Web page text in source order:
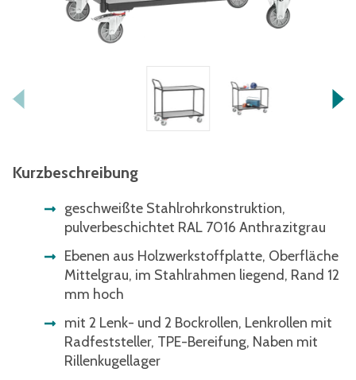
Kurzbeschreibung
geschweißte Stahlrohrkonstruktion,
pulverbeschichtet RAL 7016 Anthrazitgrau
Ebenen aus Holzwerkstoffplatte, Oberfläche
Mittelgrau, im Stahlrahmen liegend, Rand 12
mm hoch
mit 2 Lenk- und 2 Bockrollen, Lenkrollen mit
Radfeststeller, TPE-Bereifung, Naben mit
Rillenkugellager